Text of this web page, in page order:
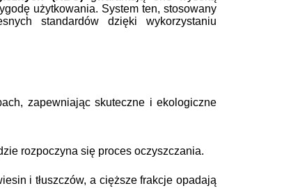
użytkowania. System ten, stosowany
standardów dzięki wykorzystaniu
zapewniając skuteczne i ekologiczne
rozpoczyna się proces oczyszczania.
i tłuszczów, a cięższe frakcje opadają